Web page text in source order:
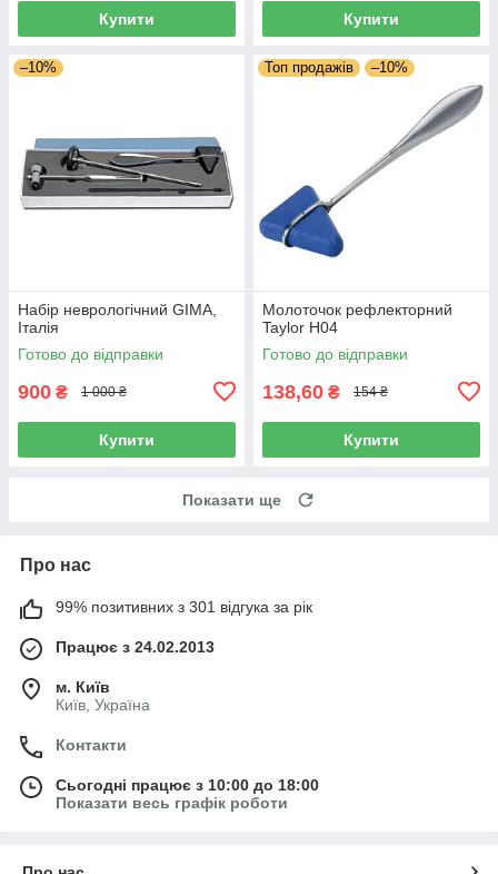
Купити Купити
–10%
Набір неврологічний GIMA,
Італія
Готово до відправки
900 ₴ 1 000 ₴
Купити
Топ продажів –10%
Молоточок рефлекторний
Taylor H04
Готово до відправки
138,60 ₴ 154 ₴
Купити
Показати ще
Про нас
99% позитивних з 301 відгука за рік
Працює з 24.02.2013
м. Київ
Київ, Україна
Контакти
Сьогодні працює з 10:00 до 18:00
Показати весь графік роботи